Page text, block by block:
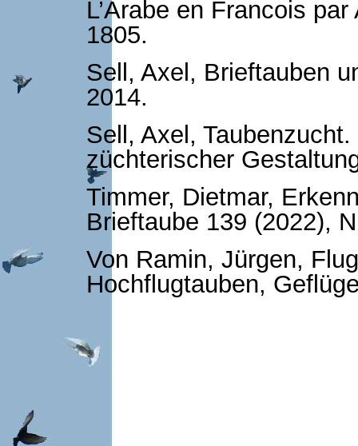
L’Arabe en Francois
1805.
Sell, Axel, Brieftauben
2014.
Sell, Axel,
züchterischer
Timmer, Dietmar,
Brieftaube 139 (2022),
Von Ramin, Jürgen,
Hochflugtauben,